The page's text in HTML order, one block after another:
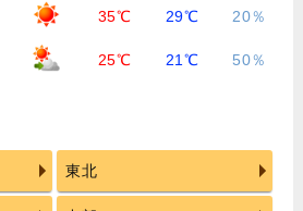
35℃ 29℃ 20％
25℃ 21℃ 50％
東北